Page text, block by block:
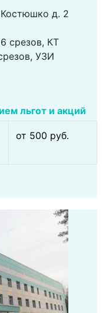
Костюшко д. 2
срезов, КТ
УЗИ
льгот и акций
от 500 pуб.